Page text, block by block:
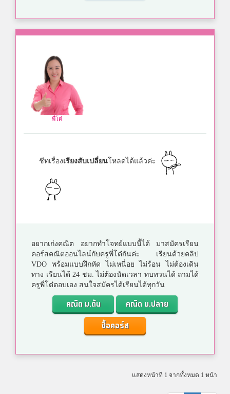
พี่โต๋
ชีทเรื่องเรียงสับเปลี่ยนโหลดได้แล้วค่ะ
อยากเก่งคณิต อยากทำโจทย์แบบนี้ได้ มาสมัครเรียน
คอร์สคณิตออนไลน์กับครูพี่โต๋กันค่ะ เรียนด้วยคลิป
VDO พร้อมแบบฝึกหัด ไม่เหนื่อย ไม่ร้อน ไม่ต้องเดิน
ทาง เรียนได้ 24 ชม. ไม่ต้องนัดเวลา ทบทวนได้ ถามได้
ครูพี่โต๋ตอบเอง สนใจสมัครได้เรียนได้ทุกวัน
คณิต ม.ต้น
คณิต ม.ปลาย
ซื้อคอร์ส
แสดงหน้าที่ 1 จากทั้งหมด 1 หน้า